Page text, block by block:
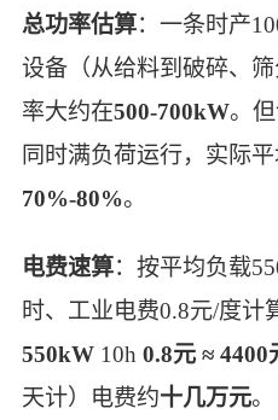
总功率估算：一条时产
设备（从给料到破碎、
率大约在500-700kW。
同时满负荷运行，实际
70%-80%。
电费速算：按平均负载
时、工业电费0.8元/度计
550kW 10h 0.8元 ≈ 4400
天计）电费约十几万元。